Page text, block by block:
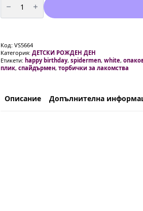
за
Пликчета
за
лакомства
Спайдърмен
(Spidermen)-
10
броя
Код: VS5664
Категория: ДЕТСКИ РОЖДЕН ДЕН
Етикети: happy birthday, spidermen, white,
плик, спайдърмен, торбички за лакомства
Описание Допълнителна